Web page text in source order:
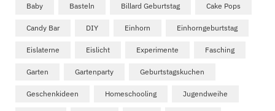
Baby Basteln Billard Geburtstag Cake Pops
Candy Bar DIY Einhorn Einhorngeburtstag
Eislaterne Eislicht Experimente Fasching
Garten Gartenparty Geburtstagskuchen
Geschenkideen Homeschooling Jugendweihe